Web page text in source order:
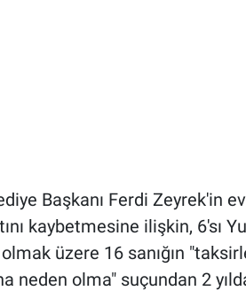
Başkanı Ferdi Zeyrek'in
kaybetmesine ilişkin, 6'sı
üzere 16 sanığın
neden olma" suçundan 2